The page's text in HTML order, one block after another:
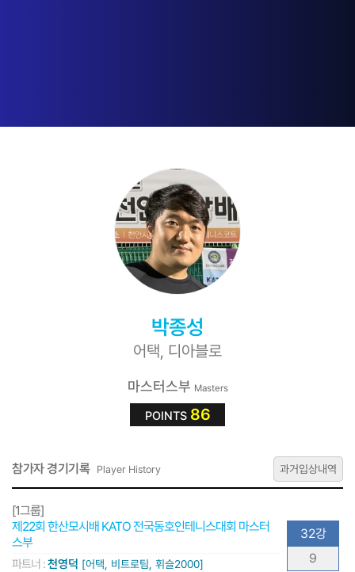
박종성
어택, 디아블로
마스터스부 Masters
POINTS 86
참가자 경기기록 Player History 과거입상내역
[1그룹]
제22회 한산모시배 KATO 전국동호인테니스대회 마스터
스부
파트너 :천영덕 [어택, 비트로팀, 휘슬2000]
32강
9